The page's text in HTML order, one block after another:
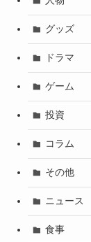
グッズ
ドラマ
ゲーム
投資
コラム
その他
ニュース
食事